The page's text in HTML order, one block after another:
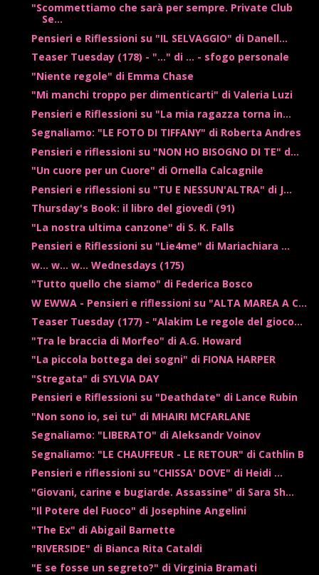
"Scommettiamo che sarà per sempre. Private Club
Se...
Pensieri e Riflessioni su "IL SELVAGGIO" di Danell...
Teaser Tuesday (178) - "..." di ... - sfogo personale
"Niente regole" di Emma Chase
"Mi manchi troppo per dimenticarti" di Valeria Luzi
Pensieri e Riflessioni su "La mia ragazza torna in...
Segnaliamo: "LE FOTO DI TIFFANY" di Roberta Andres
Pensieri e riflessioni su "NON HO BISOGNO DI TE" d...
"Un cuore per un Cuore" di Ornella Calcagnile
Pensieri e riflessioni su "TU E NESSUN'ALTRA" di J...
Thursday's Book: il libro del giovedì (91)
"La nostra ultima canzone" di S. K. Falls
Pensieri e Riflessioni su "Lie4me" di Mariachiara ...
w... w... w... Wednesdays (175)
"Tutto quello che siamo" di Federica Bosco
W EWWA - Pensieri e riflessioni su "ALTA MAREA A C...
Teaser Tuesday (177) - "Alakim Le regole del gioco...
"Tra le braccia di Morfeo" di A.G. Howard
"La piccola bottega dei sogni" di FIONA HARPER
"Stregata" di SYLVIA DAY
Pensieri e Riflessioni su "Deathdate" di Lance Rubin
"Non sono io, sei tu" di MHAIRI MCFARLANE
Segnaliamo: "LIBERATO" di Aleksandr Voinov
Segnaliamo: "LE CHAUFFEUR - LE RETOUR" di Cathlin B
Pensieri e riflessioni su "CHISSA' DOVE" di Heidi ...
"Giovani, carine e bugiarde. Assassine" di Sara Sh...
"Il Potere del Fuoco" di Josephine Angelini
"The Ex" di Abigail Barnette
"RIVERSIDE" di Bianca Rita Cataldi
"E se fosse un segreto?" di Virginia Bramati